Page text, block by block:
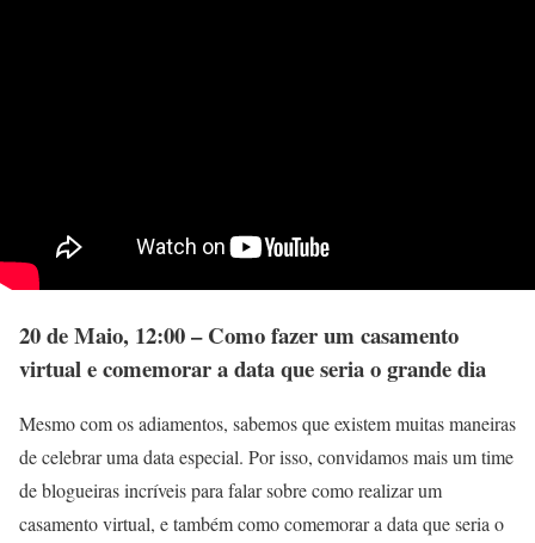
20 de Maio, 12:00 – Como fazer um casamento
virtual e comemorar a data que seria o grande dia
Mesmo com os adiamentos, sabemos que existem muitas maneiras
de celebrar uma data especial. Por isso, convidamos mais um time
de blogueiras incríveis para falar sobre como realizar um
casamento virtual, e também como comemorar a data que seria o